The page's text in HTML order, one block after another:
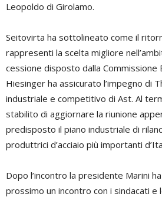
Leopoldo di Girolamo.
Seitovirta ha sottolineato come il
rappresenti la scelta migliore
cessione disposto dalla Commissione
Hiesinger ha assicurato l’impegno di
industriale e competitivo di Ast. Al
stabilito di aggiornare la riunione
predisposto il piano industriale di
produttrici d’acciaio più importanti
Dopo l’incontro la presidente Marini
prossimo un incontro con i sindacati e